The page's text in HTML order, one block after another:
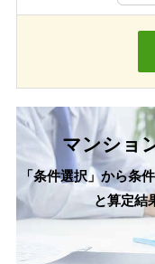
マンショ
「条件選択」から条
と算定結